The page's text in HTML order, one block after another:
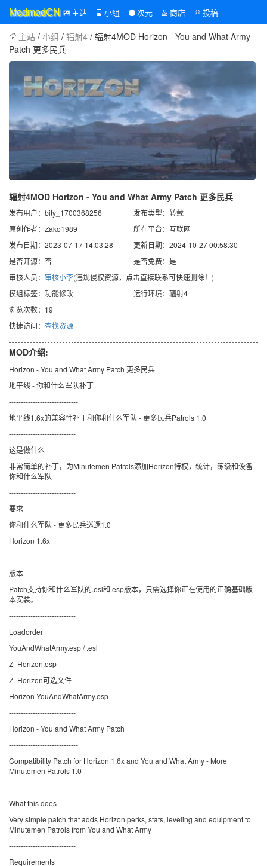
ModmodCN 主站 小组 次元 商店 投稿
主站 / 小组 / 辐射4 / 辐射4MOD Horizon - You and What Army
Patch 更多民兵
辐射4MOD Horizon - You and What Army Patch 更多民兵
发布用户：bity_1700368256
发布类型：转载
原创作者：Zako1989
所在平台：互联网
发布日期：2023-07-17 14:03:28
更新日期：2024-10-27 00:58:30
是否开源：否
是否免费：是
审核人员： 审核小李(违规侵权资源，点击直接联系可快速删除！)
模组标签：功能修改
运行环境：辐射4
浏览次数：19
快捷访问： 查找资源
MOD介绍:
Horizon - You and What Army Patch 更多民兵
地平线 - 你和什么军队补丁
-----------------------------
地平线1.6x的兼容性补丁和你和什么军队 - 更多民兵Patrols 1.0
----------------------------
这是做什么
非常简单的补丁，为Minutemen Patrols添加Horizon特权，统计，练级和设备
你和什么军队
----------------------------
要求
你和什么军队 - 更多民兵巡逻1.0
Horizon 1.6x
----- -----------------------
版本
Patch支持你和什么军队的.esl和.esp版本，只需选择你正在使用的正确基础版
本安装。
----------------------------
Loadorder
YouAndWhatArmy.esp / .esl
Z_Horizon.esp
Z_Horizon可选文件
Horizon YouAndWhatArmy.esp
----------------------------
Horizon - You and What Army Patch
-----------------------------
Compatibility Patch for Horizon 1.6x and You and What Army - More
Minutemen Patrols 1.0
----------------------------
What this does
Very simple patch that adds Horizon perks, stats, leveling and equipment to
Minutemen Patrols from You and What Army
----------------------------
Requirements